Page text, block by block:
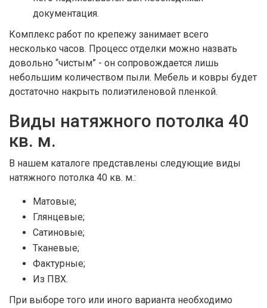
документация.
Комплекс работ по крепежу занимает всего
несколько часов. Процесс отделки можно назвать
довольно “чистым” - он сопровождается лишь
небольшим количеством пыли. Мебель и ковры будет
достаточно накрыть полиэтиленовой пленкой.
Виды натяжного потолка 40
кв. м.
В нашем каталоге представлены следующие виды
натяжного потолка 40 кв. м.:
Матовые;
Глянцевые;
Сатиновые;
Тканевые;
Фактурные;
Из ПВХ.
При выборе того или иного варианта необходимо